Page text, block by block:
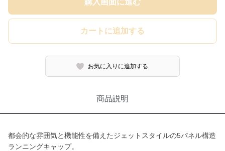
購入画面に進む
カートに追加する
お気に入りに追加する
商品説明
都会的な雰囲気と機能性を備えたジェットスタイルの5パネル構造
ランニングキャップ。